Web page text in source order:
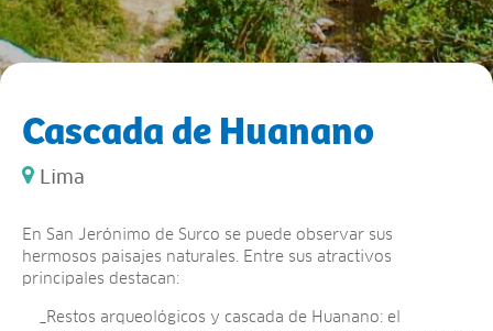
Cascada de Huanano
Lima
En San Jerónimo de Surco se puede observar sus
hermosos paisajes naturales. Entre sus atractivos
principales destacan:
_Restos arqueológicos y cascada de Huanano: el